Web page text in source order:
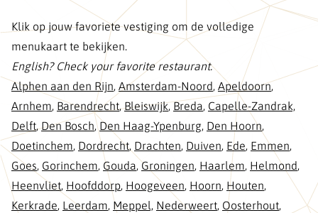
Klik op jouw favoriete vestiging om de volledige
menukaart te bekijken.
English? Check your favorite restaurant.
Alphen aan den Rijn, Amsterdam-Noord, Apeldoorn,
Arnhem, Barendrecht,Bleiswijk,Breda, Capelle-Zandrak,
Delft,Den Bosch,Den Haag-Ypenburg, Den Hoorn,
Doetinchem, Dordrecht, Drachten, Duiven, Ede, Emmen,
Goes, Gorinchem, Gouda,Groningen, Haarlem, Helmond,
Heenvliet, Hoofddorp, Hoogeveen, Hoorn, Houten,
Kerkrade, Leerdam, Meppel, Nederweert, Oosterhout,